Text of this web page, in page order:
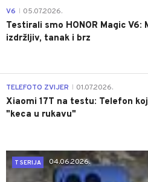
V6 05.07.2026.
Testirali smo HONOR Magic V6:
izdržljiv, tanak i brz
TELEFOTO ZVIJER 01.07.2026.
Xiaomi 17T na testu: Telefon
"keca u rukavu"
T SERIJA
04.06.2026.